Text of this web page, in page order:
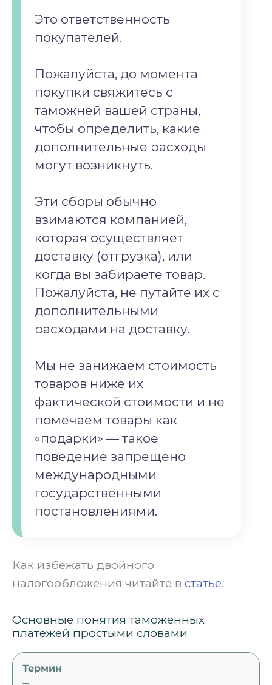
Это ответственность
покупателей.
Пожалуйста, до момента
покупки свяжитесь с
таможней вашей страны,
чтобы определить, какие
дополнительные расходы
могут возникнуть.
Эти сборы обычно
взимаются компанией,
которая осуществляет
доставку (отгрузка), или
когда вы забираете товар.
Пожалуйста, не путайте их с
дополнительными
расходами на доставку.
Мы не занижаем стоимость
товаров ниже их
фактической стоимости и не
помечаем товары как
«подарки» — такое
поведение запрещено
международными
государственными
постановлениями.
Как избежать двойного
налогообложения читайте в статье.
Основные понятия таможенных
платежей простыми словами